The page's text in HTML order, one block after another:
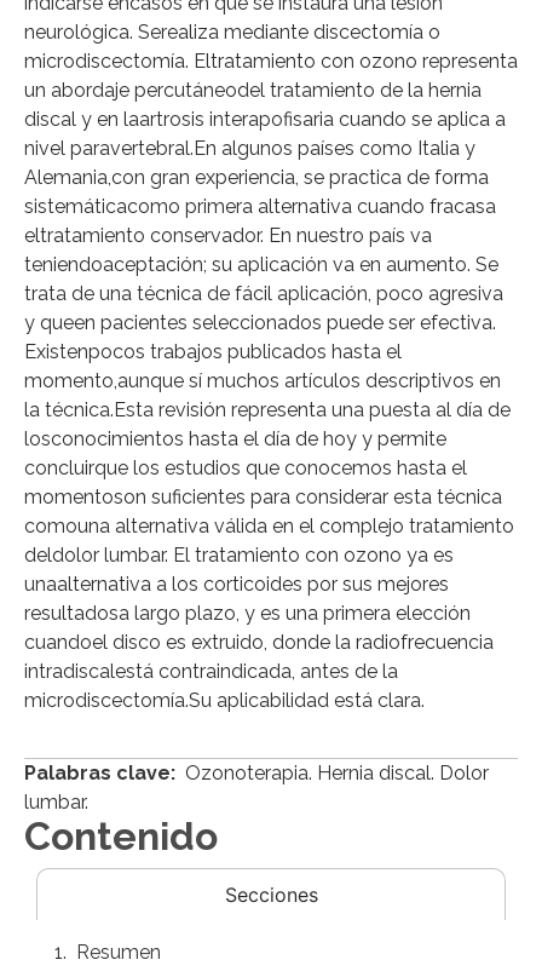
neurológica. Serealiza mediante discectomía o
microdiscectomía. Eltratamiento con ozono representa
un abordaje percutáneodel tratamiento de la hernia
discal y en laartrosis interapofisaria cuando se aplica a
nivel paravertebral.En algunos países como Italia y
Alemania,con gran experiencia, se practica de forma
sistemáticacomo primera alternativa cuando fracasa
eltratamiento conservador. En nuestro país va
teniendoaceptación; su aplicación va en aumento. Se
trata de una técnica de fácil aplicación, poco agresiva
y queen pacientes seleccionados puede ser efectiva.
Existenpocos trabajos publicados hasta el
momento,aunque sí muchos artículos descriptivos en
la técnica.Esta revisión representa una puesta al día de
losconocimientos hasta el día de hoy y permite
concluirque los estudios que conocemos hasta el
momentoson suficientes para considerar esta técnica
comouna alternativa válida en el complejo tratamiento
deldolor lumbar. El tratamiento con ozono ya es
unaalternativa a los corticoides por sus mejores
resultadosa largo plazo, y es una primera elección
cuandoel disco es extruido, donde la radiofrecuencia
intradiscalestá contraindicada, antes de la
microdiscectomía.Su aplicabilidad está clara.
Palabras clave: Ozonoterapia. Hernia discal. Dolor
lumbar.
Contenido
Secciones
Resumen